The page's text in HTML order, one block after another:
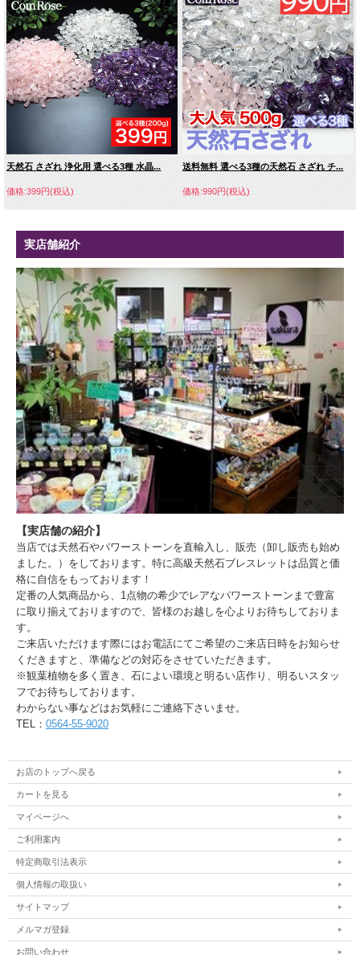
天然石 さざれ 浄化用 選べる3種 水晶...
価格:399円(税込)
送料無料 選べる3種の天然石 さざれ チ...
価格:990円(税込)
実店舗紹介
【実店舗の紹介】
当店では天然石やパワーストーンを直輸入し、販売（卸し販売も始め
ました。）をしております。特に高級天然石ブレスレットは品質と価
格に自信をもっております！
定番の人気商品から、1点物の希少でレアなパワーストーンまで豊富
に取り揃えておりますので、皆様のお越しを心よりお待ちしておりま
す。
ご来店いただけます際にはお電話にてご希望のご来店日時をお知らせ
くだきますと、準備などの対応をさせていただきます。
※観葉植物を多く置き、石によい環境と明るい店作り、明るいスタッ
フでお待ちしております。
わからない事などはお気軽にご連絡下さいませ。
TEL： 0564-55-9020
お店のトップへ戻る
カートを見る
マイページへ
ご利用案内
特定商取引法表示
個人情報の取扱い
サイトマップ
メルマガ登録
お問い合わせ